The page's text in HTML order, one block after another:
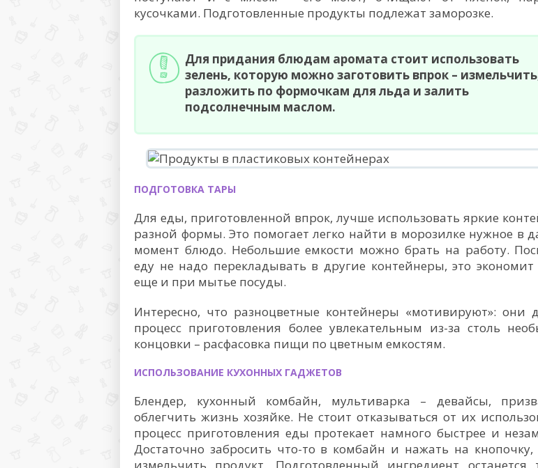
кусочками. Подготовленные продукты подлежат заморозке.
Для придания блюдам аромата стоит использовать
зелень, которую можно заготовить впрок –
разложить по формочкам для льда и залить
подсолнечным маслом.
ПОДГОТОВКА ТАРЫ
Для еды, приготовленной впрок, лучше использовать яркие
разной формы. Это помогает легко найти в морозилке нужное в
момент блюдо. Небольшие емкости можно брать на работу.
еду не надо перекладывать в другие контейнеры, это экономит
еще и при мытье посуды.
Интересно, что разноцветные контейнеры «мотивируют»: они
процесс приготовления более увлекательным из-за столь
концовки – расфасовка пищи по цветным емкостям.
ИСПОЛЬЗОВАНИЕ КУХОННЫХ ГАДЖЕТОВ
Блендер, кухонный комбайн, мультиварка – девайсы,
облегчить жизнь хозяйке. Не стоит отказываться от их
процесс приготовления еды протекает намного быстрее и
Достаточно забросить что-то в комбайн и нажать на кнопочку,